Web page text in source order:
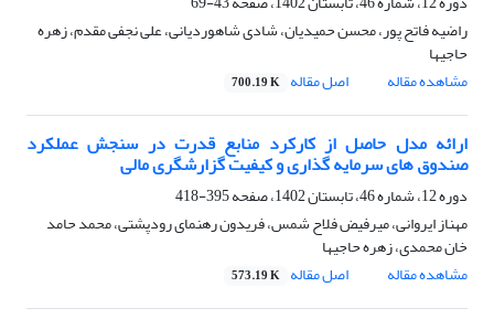
راضیه فاتح پور، محسن حمیدیان، شادی شاهوردیانی، علی نجفی مقدم، زهره
حاجیها
مشاهده مقاله
اصل مقاله 700.19 K
ارائه مدل حاصل از کارکرد منابع قدرت در سنجش عملکرد
صندوق های سرمایه گذاری و کیفیت گزارشگری مالی
دوره 12، شماره 46، تابستان 1402، صفحه
395-418
مهناز ایروانی، میرفیض فلاح شمس، فریدون رهنمای رودپشتی، محمد حامد
خان محمدی، زهره حاجیها
مشاهده مقاله
اصل مقاله 573.19 K